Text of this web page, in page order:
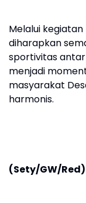
Melalui kegiatan
diharapkan
sportivitas
menjadi
masyarakat
harmonis.
(Sety/GW/Red)